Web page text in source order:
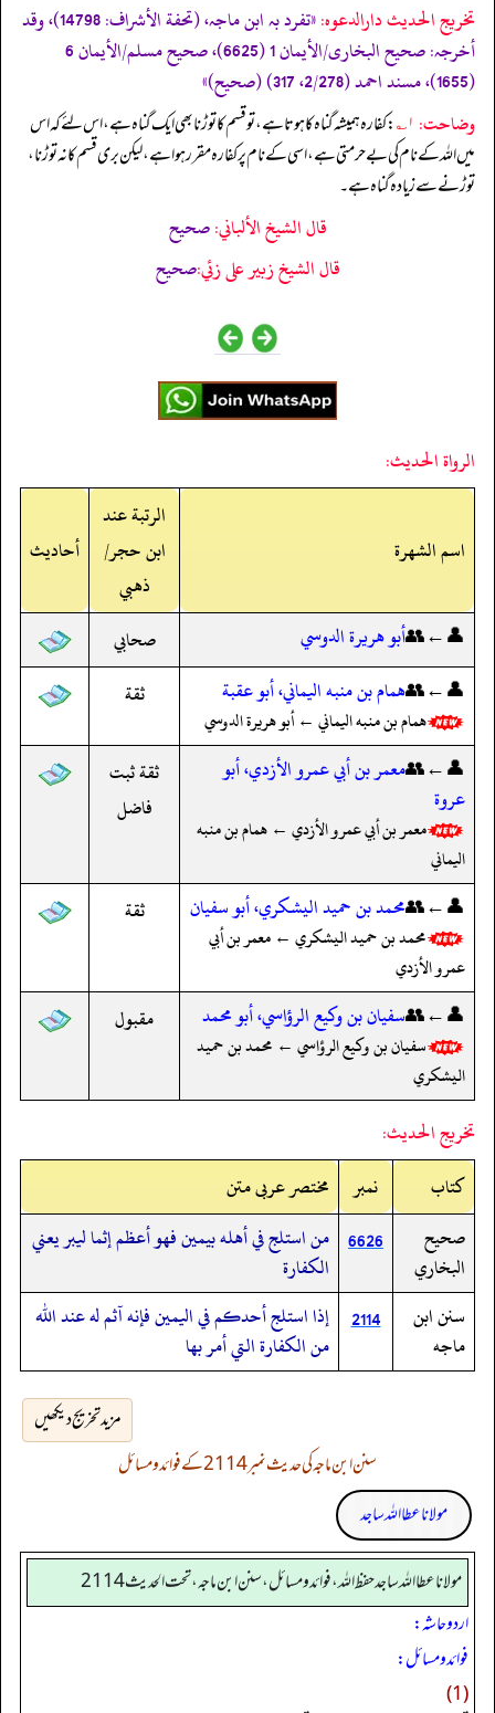
تخریج الحدیث دارالدعوہ:
«‏‏‏‏تفرد بہ ابن ماجہ، (تحفة الأشراف: 14798)، وقد
أخرجہ: صحیح البخاری/الأیمان 1 (6625)، صحیح مسلم/الأیمان 6
(1655)، مسند احمد (2/278، 317) (صحیح)»
وضاحت: ۱؎ : کفارہ ہمیشہ گناہ کا ہوتا ہے، تو قسم کا توڑنا بھی ایک گناہ ہے، اس لئے کہ اس
میں اللہ کے نام کی بے حرمتی ہے، اسی کے نام پر کفارہ مقرر ہوا ہے، لیکن بری قسم کا نہ توڑنا،
توڑنے سے زیادہ گناہ ہے۔
قال الشيخ الألباني:صحيح
قال الشيخ زبير على زئي:صحيح
الرواة الحديث:
اسم الشهرة
الرتبة عند
ابن حجر/
ذهبي
أحاديث
👤←👥أبو هريرة الدوسي
صحابي
👤←👥همام بن منبه اليماني، أبو عقبة
همام بن منبه اليماني ← أبو هريرة الدوسي
ثقة
👤←👥معمر بن أبي عمرو الأزدي، أبو
عروة
معمر بن أبي عمرو الأزدي ← همام بن منبه
اليماني
ثقة ثبت
فاضل
👤←👥محمد بن حميد اليشكري، أبو سفيان
محمد بن حميد اليشكري ← معمر بن أبي
عمرو الأزدي
ثقة
👤←👥سفيان بن وكيع الرؤاسي، أبو محمد
سفيان بن وكيع الرؤاسي ← محمد بن حميد
اليشكري
مقبول
تخريج الحديث:
کتاب
نمبر
مختصر عربی متن
صحيح
البخاري
6626 من استلج في أهله بيمين فهو أعظم إثما ليبر يعني
الكفارة
سنن ابن
ماجه
2114
إذا استلج أحدكم في اليمين فإنه آثم له عند الله
من الكفارة التي أمر بها
مزید تخریج دیکھیں
سنن ابن ماجہ کی حدیث نمبر 2114 کے فوائد و مسائل
مولانا عطا اللہ ساجد
مولانا عطا الله ساجد حفظ الله، فوائد و مسائل، سنن ابن ماجه، تحت الحديث2114
اردو حاشہ:
فوائد و مسائل:
(1)